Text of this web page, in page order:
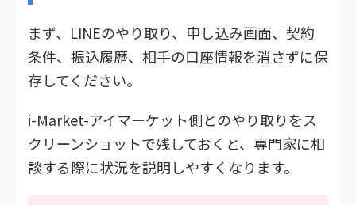
まず、LINEのやり取り、申し込み画面、契約
条件、振込履歴、相手の口座情報を消さずに保
存してください。
i-Market-アイマーケット側とのやり取りをス
クリーンショットで残しておくと、専門家に相
談する際に状況を説明しやすくなります。